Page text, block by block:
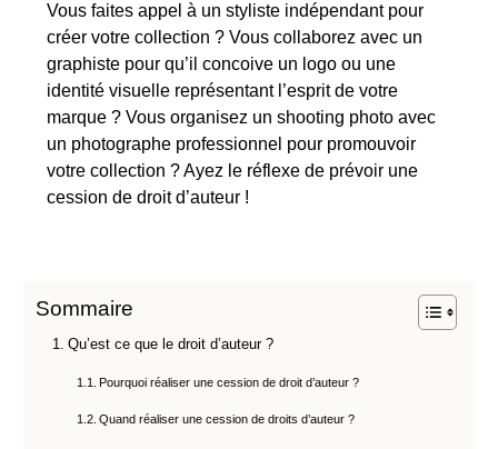
Vous faites appel à un styliste indépendant pour
créer votre collection ? Vous collaborez avec un
graphiste pour qu’il concoive un logo ou une
identité visuelle représentant l’esprit de votre
marque ? Vous organisez un shooting photo avec
un photographe professionnel pour promouvoir
votre collection ? Ayez le réflexe de prévoir une
cession de droit d’auteur !
Sommaire
Qu’est ce que le droit d’auteur ?
Pourquoi réaliser une cession de droit d’auteur ?
Quand réaliser une cession de droits d’auteur ?